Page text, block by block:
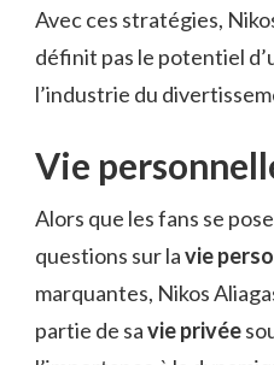
Avec ces stratégies,
définit pas le potentiel
l’industrie du
Vie
Alors que les fans se
questions sur lavie
marquantes, Nikos
partie de savie privée